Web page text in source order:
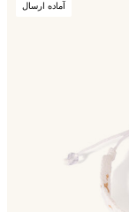
آماده ارسال